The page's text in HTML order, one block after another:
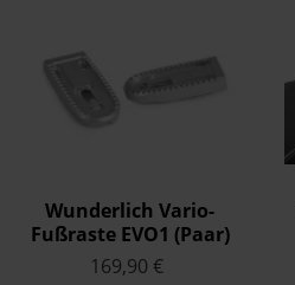
Wunderlich Vario-
Fußraste EVO1 (Paar)
169,90 €